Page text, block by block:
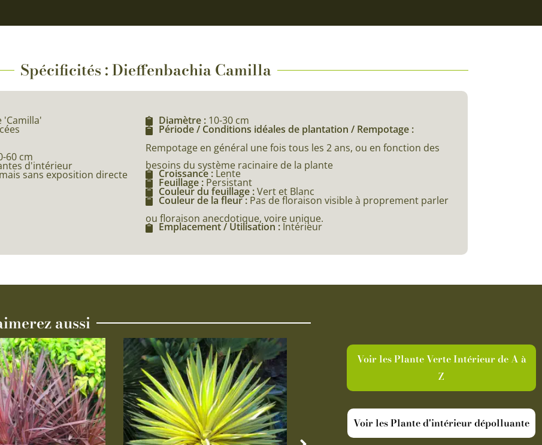
Spécificités : Dieffenbachia Camilla
'Camilla'
60 cm
d'intérieur
sans exposition directe
Diamètre : 10-30 cm
Période / Conditions idéales de plantation / Rempotage :
Rempotage en général une fois tous les 2 ans, ou en fonction des
besoins du système racinaire de la plante
Croissance :Lente
Feuillage : Persistant
Couleur du feuillage :Vert et Blanc
Couleur de la fleur : Pas de floraison visible à proprement parler
ou floraison anecdotique, voire unique.
Emplacement / Utilisation : Intérieur
aussi
Ce
produit
a
plusieurs
variations.
Les
Voir les Plante Verte Intérieur de A à
Z
Voir les Plante d'intérieur dépolluante